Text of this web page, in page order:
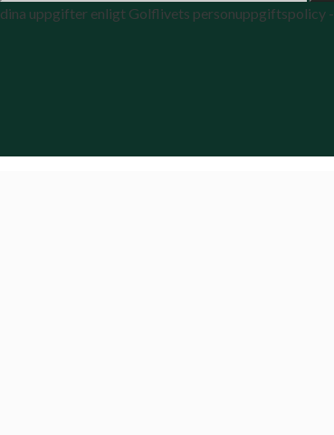
dina uppgifter enligt Golflivets personuppgiftspolicy -